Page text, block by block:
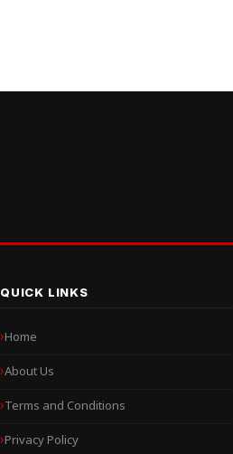
QUICK LINKS
Home
About Us
Terms and Conditions
Privacy Policy